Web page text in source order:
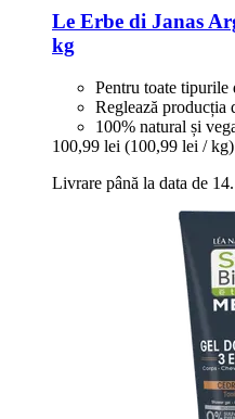
Le Erbe di Janas
kg
Pentru toate tipurile
Reglează producția
100% natural și
100,99 lei (100,99 lei / kg)
Livrare până la data de